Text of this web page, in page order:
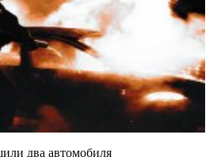
два автомобиля